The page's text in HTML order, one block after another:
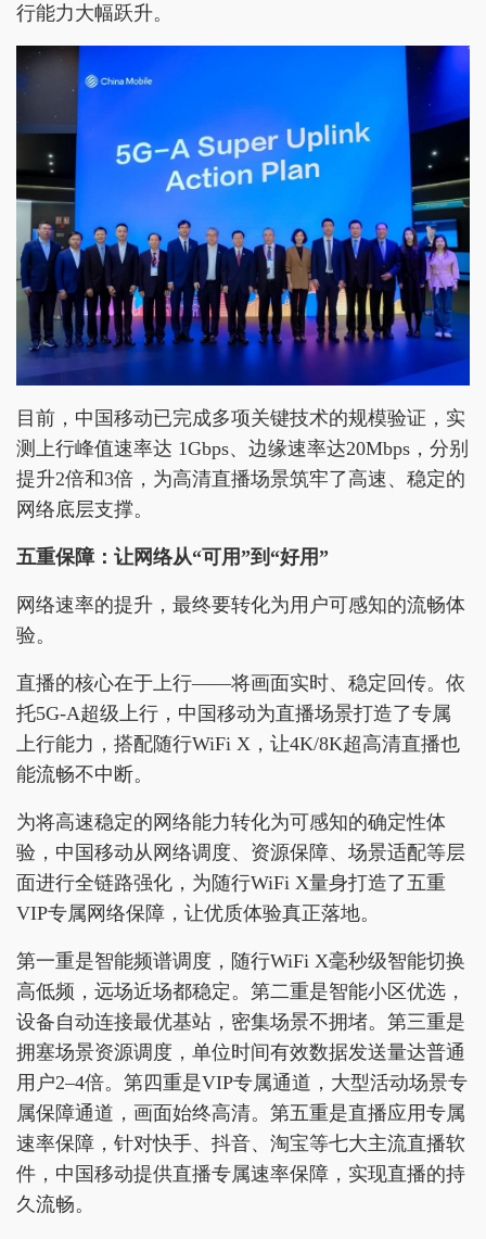
行能力大幅跃升。
目前，中国移动已完成多项关键技术的规模验证，实
测上行峰值速率达 1Gbps、边缘速率达20Mbps，分别
提升2倍和3倍，为高清直播场景筑牢了高速、稳定的
网络底层支撑。
五重保障：让网络从“可用”到“好用”
网络速率的提升，最终要转化为用户可感知的流畅体
验。
直播的核心在于上行——将画面实时、稳定回传。依
托5G-A超级上行，中国移动为直播场景打造了专属
上行能力，搭配随行WiFi X，让4K/8K超高清直播也
能流畅不中断。
为将高速稳定的网络能力转化为可感知的确定性体
验，中国移动从网络调度、资源保障、场景适配等层
面进行全链路强化，为随行WiFi X量身打造了五重
VIP专属网络保障，让优质体验真正落地。
第一重是智能频谱调度，随行WiFi X毫秒级智能切换
高低频，远场近场都稳定。第二重是智能小区优选，
设备自动连接最优基站，密集场景不拥堵。第三重是
拥塞场景资源调度，单位时间有效数据发送量达普通
用户2–4倍。第四重是VIP专属通道，大型活动场景专
属保障通道，画面始终高清。第五重是直播应用专属
速率保障，针对快手、抖音、淘宝等七大主流直播软
件，中国移动提供直播专属速率保障，实现直播的持
久流畅。